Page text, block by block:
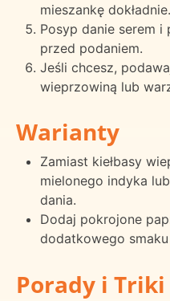
mieszankę dokładnie.
Posyp danie serem
przed podaniem.
Jeśli chcesz,
wieprzowiną lub
Warianty
Zamiast kiełbasy
mielonego indyka
dania.
Dodaj pokrojone
dodatkowego
Porady i